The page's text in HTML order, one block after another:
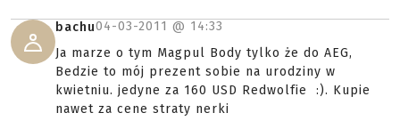
bachu04-03-2011 @ 14:33
Ja marze o tym Magpul Body tylko że do AEG,
Bedzie to mój prezent sobie na urodziny w
kwietniu. jedyne za 160 USD Redwolfie :). Kupie
nawet za cene straty nerki